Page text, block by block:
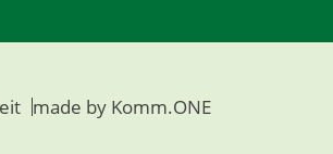
made by Komm.ONE